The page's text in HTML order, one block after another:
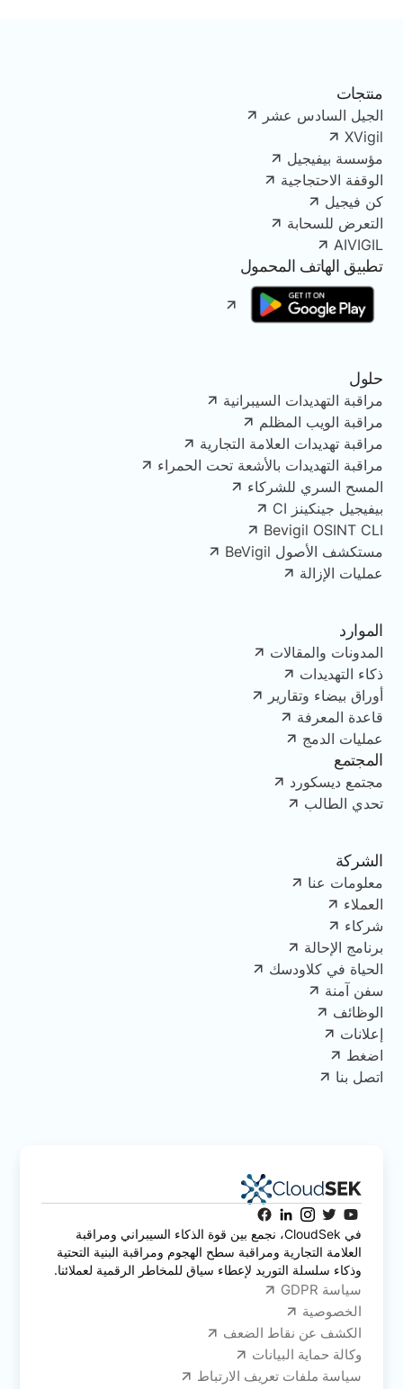
منتجات
الجيل السادس عشر
XVigil
مؤسسة بيفيجيل
الوقفة الاحتجاجية
كن فيجيل
التعرض للسحابة
AIVIGIL
تطبيق الهاتف المحمول
حلول
مراقبة التهديدات السيبرانية
مراقبة الويب المظلم
مراقبة تهديدات العلامة التجارية
مراقبة التهديدات بالأشعة تحت الحمراء
المسح السري للشركاء
بيفيجيل جينكينز CI
Bevigil OSINT CLI
مستكشف الأصول BeVigil
عمليات الإزالة
الموارد
المدونات والمقالات
ذكاء التهديدات
أوراق بيضاء وتقارير
قاعدة المعرفة
عمليات الدمج
المجتمع
مجتمع ديسكورد
تحدي الطالب
الشركة
معلومات عنا
العملاء
شركاء
برنامج الإحالة
الحياة في كلاودسك
سفن آمنة
الوظائف
إعلانات
اضغط
اتصل بنا
في CloudSek، نجمع بين قوة الذكاء السيبراني ومراقبة
العلامة التجارية ومراقبة سطح الهجوم ومراقبة البنية التحتية
وذكاء سلسلة التوريد لإعطاء سياق للمخاطر الرقمية لعملائنا.
سياسة GDPR
الخصوصية
الكشف عن نقاط الضعف
وكالة حماية البيانات
سياسة ملفات تعريف الارتباط